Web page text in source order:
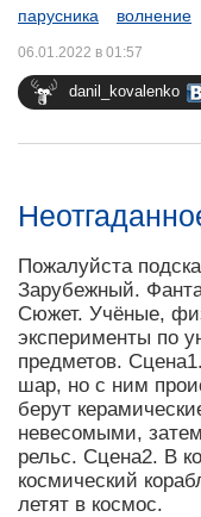
парусника
волнение
danil_kovalenko
06.01.2022 в 01:57
Пожалуйста
Зарубежный.
Сюжет. Учёные,
эксперименты по
предметов.
шар, но с ним
берут
невесомыми,
рельс. Сцена2. В
космический
летят в космос.